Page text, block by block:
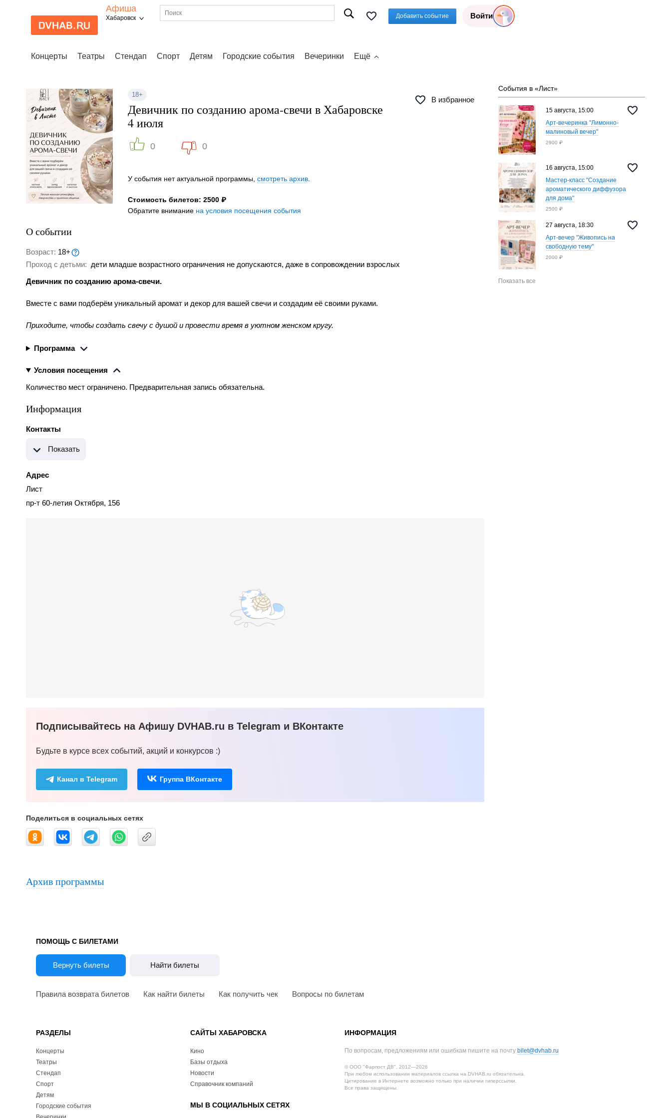
Афиша
Хабаровск Добавить событие Войти
Концерты Театры Стендап Спорт Детям Городские события Вечеринки Ещё
18+
В избранное
Девичник по созданию арома-свечи в Хабаровске
4 июля
0 0
У события нет актуальной программы, смотреть архив
Стоимость билетов: 2500 ₽
Обратите внимание на условия посещения события
О событии
Возраст: 18+
Проход с детьми: дети младше возрастного ограничения не допускаются, даже в сопровождении взрослых
Девичник по созданию арома-свечи.
Вместе с вами подберём уникальный аромат и декор для вашей свечи и создадим её своими руками.
Приходите, чтобы создать свечу с душой и провести время в уютном женском кругу.
Программа
Условия посещения
Количество мест ограничено. Предварительная запись обязательна.
Информация
Контакты
Показать
Адрес
Лист
пр-т 60-летия Октября, 156
Подписывайтесь на Афишу DVHAB.ru в Telegram и ВКонтакте
Будьте в курсе всех событий, акций и конкурсов :)
Канал в Telegram Группа ВКонтакте
Поделиться в социальных сетях
Архив программы
События в «Лист»
15 августа, 15:00
Арт-вечеринка "Лимонно-
малиновый вечер"
2900 ₽
16 августа, 15:00
Мастер-класс "Создание
ароматического диффузора
для дома"
2500 ₽
27 августа, 18:30
Арт-вечер "Живопись на
свободную тему"
2000 ₽
Показать все
ПОМОЩЬ С БИЛЕТАМИ
Вернуть билеты Найти билеты
Правила возврата билетов Как найти билеты Как получить чек Вопросы по билетам
РАЗДЕЛЫ
Концерты
Театры
Стендап
Спорт
Детям
Городские события
САЙТЫ ХАБАРОВСКА
Кино
Базы отдыха
Новости
Справочник компаний
МЫ В СОЦИАЛЬНЫХ СЕТЯХ
ИНФОРМАЦИЯ
По вопросам, предложениям или ошибкам пишите на почту bilet@dvhab.ru
© ООО "Фарпост ДВ", 2012—2026
При любом использовании материалов ссылка на DVHAB.ru обязательна.
Цитирование в Интернете возможно только при наличии гиперссылки.
Все права защищены.